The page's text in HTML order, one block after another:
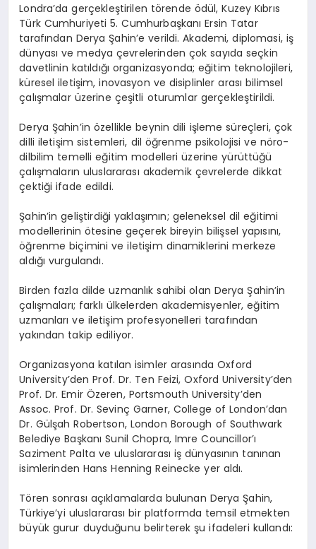
Londra’da gerçekleştirilen törende ödül, Kuzey Kıbrıs
Türk Cumhuriyeti 5. Cumhurbaşkanı Ersin Tatar
tarafından Derya Şahin’e verildi. Akademi, diplomasi, iş
dünyası ve medya çevrelerinden çok sayıda seçkin
davetlinin katıldığı organizasyonda; eğitim teknolojileri,
küresel iletişim, inovasyon ve disiplinler arası bilimsel
çalışmalar üzerine çeşitli oturumlar gerçekleştirildi.
Derya Şahin’in özellikle beynin dili işleme süreçleri, çok
dilli iletişim sistemleri, dil öğrenme psikolojisi ve nöro-
dilbilim temelli eğitim modelleri üzerine yürüttüğü
çalışmaların uluslararası akademik çevrelerde dikkat
çektiği ifade edildi.
Şahin’in geliştirdiği yaklaşımın; geleneksel dil eğitimi
modellerinin ötesine geçerek bireyin bilişsel yapısını,
öğrenme biçimini ve iletişim dinamiklerini merkeze
aldığı vurgulandı.
Birden fazla dilde uzmanlık sahibi olan Derya Şahin’in
çalışmaları; farklı ülkelerden akademisyenler, eğitim
uzmanları ve iletişim profesyonelleri tarafından
yakından takip ediliyor.
Organizasyona katılan isimler arasında Oxford
University’den Prof. Dr. Ten Feizi, Oxford University’den
Prof. Dr. Emir Özeren, Portsmouth University’den
Assoc. Prof. Dr. Sevinç Garner, College of London’dan
Dr. Gülşah Robertson, London Borough of Southwark
Belediye Başkanı Sunil Chopra, Imre Councillor’ı
Saziment Palta ve uluslararası iş dünyasının tanınan
isimlerinden Hans Henning Reinecke yer aldı.
Tören sonrası açıklamalarda bulunan Derya Şahin,
Türkiye’yi uluslararası bir platformda temsil etmekten
büyük gurur duyduğunu belirterek şu ifadeleri kullandı: